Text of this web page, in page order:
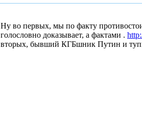
Ну во первых, мы по факту
голословно доказывает, а фактами .
вторых, бывший КГБшник Путин и